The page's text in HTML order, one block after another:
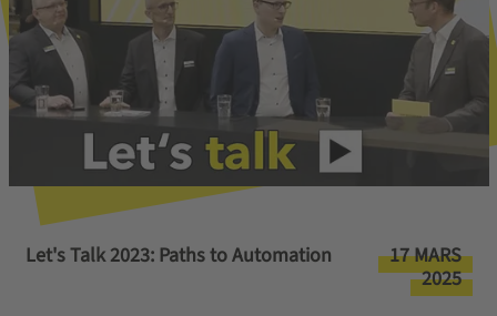
Let's Talk 2023: Paths to Automation
17 MARS
2025